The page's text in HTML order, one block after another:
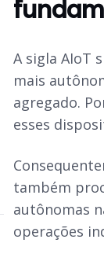
A sigla AIoT
mais
agregado.
esses
também
autônomas
operações